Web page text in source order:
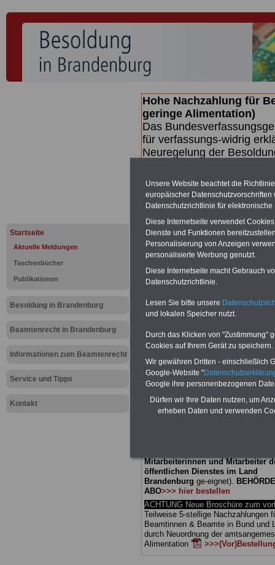
Startseite
Aktuelle Meldungen
Taschenbücher
Publikationen
Besoldung in Brandenburg
Beamtenrecht in Brandenburg
Informationen zum Beamtenrecht
Service und Tipps
Kontakt
Hohe Nachzahlung für
geringe Alimentation)
Das
für verfassungs-widrig
Neuregelung der
Nachzahlungen
Beamtezwischen mind.
SERVICE gibt hierzu
dem Beschluss des
wird (wahrscheinlich im
Broschüre.
Meldung
25,00 Euro: Wissenswertes für
und Beamte, Beamten-
Mitarbeiterinnen und Mitarbeiter
öffentlichen Dienstes im Land
Brandenburg ge-eignet).
ABO>>> hier bestellen
ACHTUNG Neue Broschüre zum
Teilweise 5-stellige Nachzahlungen
Beamtinnen & Beamte in Bund und
durch Neuordnung der
Alimentation
Unsere Website beachtet die
europäischer
Datenschutzrichtlinie für
Diese Internetseite verwendet
Dienste und Funktionen
Personalisierung von Anzeigen
personalisierte Werbung genutzt.
Diese Internetseite macht Gebrauch
Datenschutzrichtlinie.
Lesen Sie bitte unsere
und lokalen Speicher nutzt.
Durch das Klicken von "Zustimmung"
Cookies auf Ihrem Gerät zu speichern.
Wir gewähren Dritten - einschließlich
Google-Website "
Google ihre personenbezogenen
Dürfen wir Ihre Daten nutzen, um
erheben Daten und verwenden